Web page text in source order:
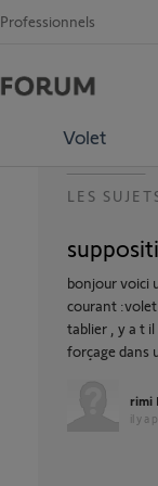
Professionnels
Volet
LES
bonjour voici
courant
tablier , y a t
forçage dans
rimi
il y